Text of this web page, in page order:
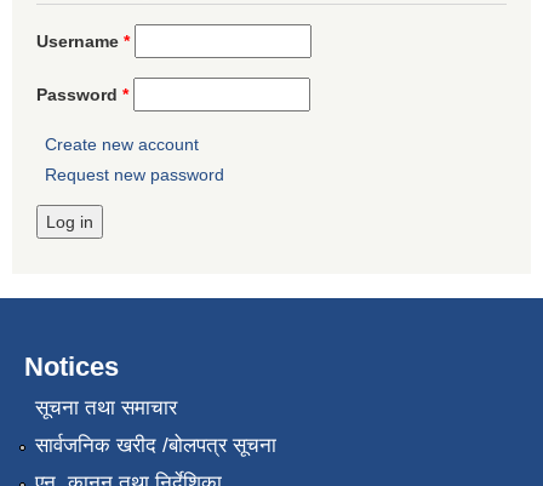
Username *
Password *
Create new account
Request new password
Notices
सूचना तथा समाचार
सार्वजनिक खरीद /बोलपत्र सूचना